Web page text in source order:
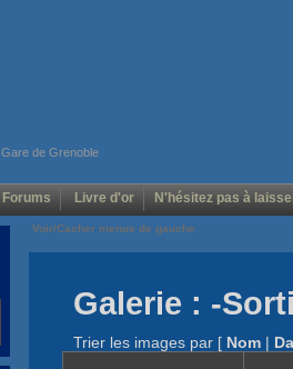
Gare de Grenoble
Forums Livre d'or N'hésitez pas à
Voir/Cacher menus de gauche
Galerie : -
Trier les images par [ Nom |